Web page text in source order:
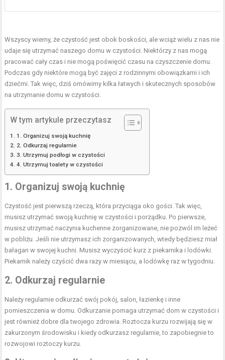
Wszyscy wiemy, że czystość jest obok boskości, ale wciąż wielu z nas nie
udaje się utrzymać naszego domu w czystości. Niektórzy z nas mogą
pracować cały czas i nie mogą poświęcić czasu na czyszczenie domu.
Podczas gdy niektóre mogą być zajęci z rodzinnymi obowiązkami i ich
dziećmi. Tak więc, dziś omówimy kilka łatwych i skutecznych sposobów
na utrzymanie domu w czystości.
W tym artykule przeczytasz
1. Organizuj swoją kuchnię
2. Odkurzaj regularnie
3. Utrzymuj podłogi w czystości
4. Utrzymuj toalety w czystości
1. Organizuj swoją kuchnię
Czystość jest pierwszą rzeczą, która przyciąga oko gości. Tak więc,
musisz utrzymać swoją kuchnię w czystości i porządku. Po pierwsze,
musisz utrzymać naczynia kuchenne zorganizowane, nie pozwól im leżeć
w pobliżu. Jeśli nie utrzymasz ich zorganizowanych, wtedy będziesz miał
bałagan w swojej kuchni. Musisz wyczyścić kurz z piekarnika i lodówki.
Piekarnik należy czyścić dwa razy w miesiącu, a lodówkę raz w tygodniu.
2. Odkurzaj regularnie
Należy regularnie odkurzać swój pokój, salon, łazienkę i inne
pomieszczenia w domu. Odkurzanie pomaga utrzymać dom w czystości i
jest również dobre dla twojego zdrowia. Roztocza kurzu rozwijają się w
zakurzonym środowisku i kiedy odkurzasz regularnie, to zapobiegnie to
rozwojowi roztoczy kurzu.